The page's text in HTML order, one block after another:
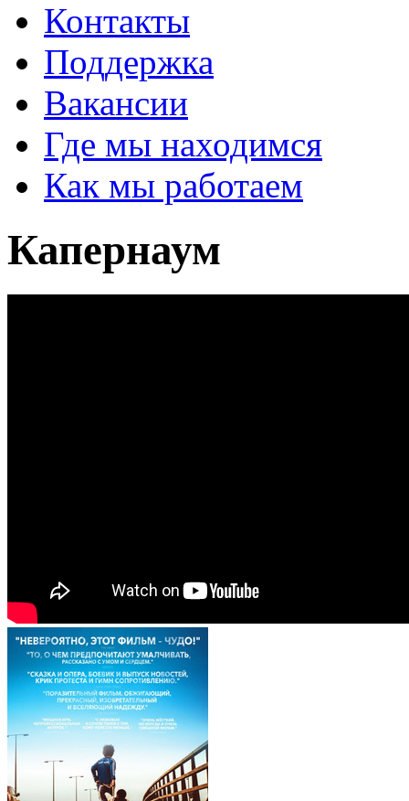
Контакты
Поддержка
Вакансии
Где мы находимся
Как мы работаем
Капернаум